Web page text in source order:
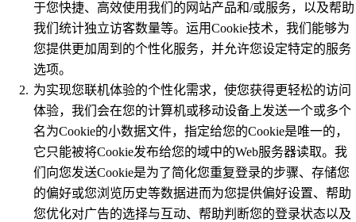
于您快捷、高效使用我们的网站产品和/或服务，以及帮助
我们统计独立访客数量等。运用Cookie技术，我们能够为
您提供更加周到的个性化服务，并允许您设定特定的服务
选项。
为实现您联机体验的个性化需求，使您获得更轻松的访问
体验，我们会在您的计算机或移动设备上发送一个或多个
名为Cookie的小数据文件，指定给您的Cookie是唯一的，
它只能被将Cookie发布给您的域中的Web服务器读取。我
们向您发送Cookie是为了简化您重复登录的步骤、存储您
的偏好或您浏览历史等数据进而为您提供偏好设置、帮助
您优化对广告的选择与互动、帮助判断您的登录状态以及